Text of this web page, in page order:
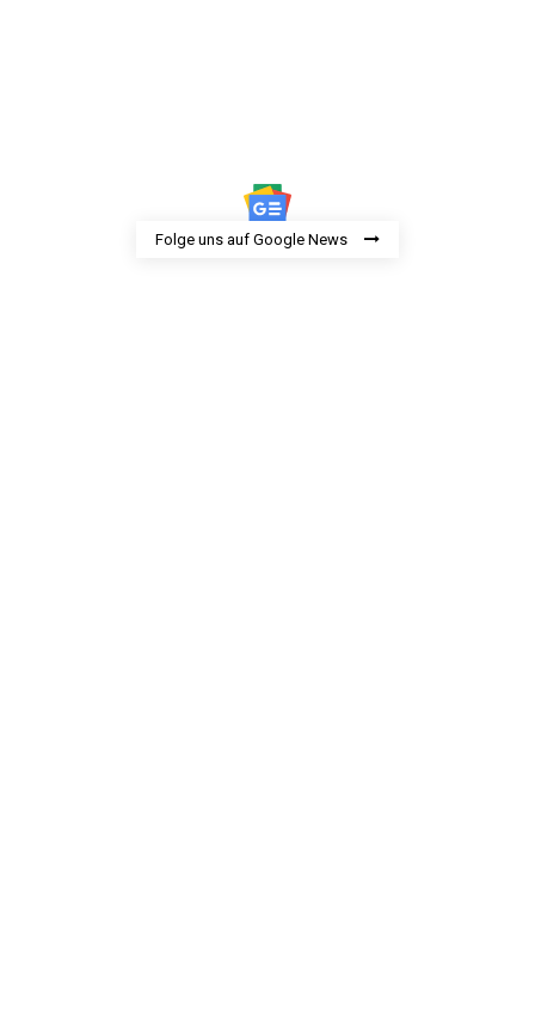
Folge uns auf Google News